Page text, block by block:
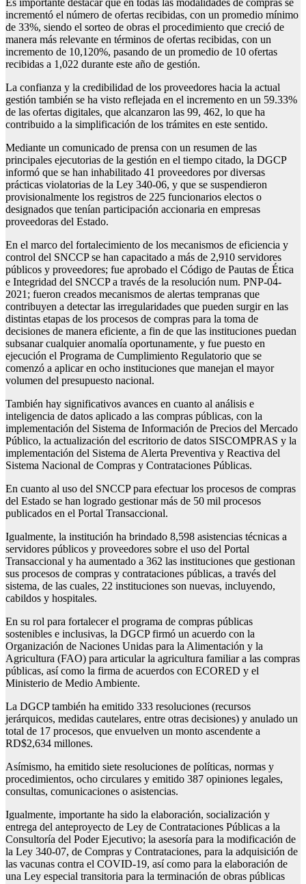
Es importante destacar que en todas las modalidades de compras se
incrementó el número de ofertas recibidas, con un promedio mínimo
de 33%, siendo el sorteo de obras el procedimiento que creció de
manera más relevante en términos de ofertas recibidas, con un
incremento de 10,120%, pasando de un promedio de 10 ofertas
recibidas a 1,022 durante este año de gestión.
La confianza y la credibilidad de los proveedores hacia la actual
gestión también se ha visto reflejada en el incremento en un 59.33%
de las ofertas digitales, que alcanzaron las 99, 462, lo que ha
contribuido a la simplificación de los trámites en este sentido.
Mediante un comunicado de prensa con un resumen de las
principales ejecutorias de la gestión en el tiempo citado, la DGCP
informó que se han inhabilitado 41 proveedores por diversas
prácticas violatorias de la Ley 340-06, y que se suspendieron
provisionalmente los registros de 225 funcionarios electos o
designados que tenían participación accionaria en empresas
proveedoras del Estado.
En el marco del fortalecimiento de los mecanismos de eficiencia y
control del SNCCP se han capacitado a más de 2,910 servidores
públicos y proveedores; fue aprobado el Código de Pautas de Ética
e Integridad del SNCCP a través de la resolución num. PNP-04-
2021; fueron creados mecanismos de alertas tempranas que
contribuyen a detectar las irregularidades que pueden surgir en las
distintas etapas de los procesos de compras para la toma de
decisiones de manera eficiente, a fin de que las instituciones puedan
subsanar cualquier anomalía oportunamente, y fue puesto en
ejecución el Programa de Cumplimiento Regulatorio que se
comenzó a aplicar en ocho instituciones que manejan el mayor
volumen del presupuesto nacional.
También hay significativos avances en cuanto al análisis e
inteligencia de datos aplicado a las compras públicas, con la
implementación del Sistema de Información de Precios del Mercado
Público, la actualización del escritorio de datos SISCOMPRAS y la
implementación del Sistema de Alerta Preventiva y Reactiva del
Sistema Nacional de Compras y Contrataciones Públicas.
En cuanto al uso del SNCCP para efectuar los procesos de compras
del Estado se han logrado gestionar más de 50 mil procesos
publicados en el Portal Transaccional.
Igualmente, la institución ha brindado 8,598 asistencias técnicas a
servidores públicos y proveedores sobre el uso del Portal
Transaccional y ha aumentado a 362 las instituciones que gestionan
sus procesos de compras y contrataciones públicas, a través del
sistema, de las cuales, 22 instituciones son nuevas, incluyendo,
cabildos y hospitales.
En su rol para fortalecer el programa de compras públicas
sostenibles e inclusivas, la DGCP firmó un acuerdo con la
Organización de Naciones Unidas para la Alimentación y la
Agricultura (FAO) para articular la agricultura familiar a las compras
públicas, así como la firma de acuerdos con ECORED y el
Ministerio de Medio Ambiente.
La DGCP también ha emitido 333 resoluciones (recursos
jerárquicos, medidas cautelares, entre otras decisiones) y anulado un
total de 17 procesos, que envuelven un monto ascendente a
RD$2,634 millones.
Asímismo, ha emitido siete resoluciones de políticas, normas y
procedimientos, ocho circulares y emitido 387 opiniones legales,
consultas, comunicaciones o asistencias.
Igualmente, importante ha sido la elaboración, socialización y
entrega del anteproyecto de Ley de Contrataciones Públicas a la
Consultoría del Poder Ejecutivo; la asesoría para la modificación de
la Ley 340-07, de Compras y Contrataciones, para la adquisición de
las vacunas contra el COVID-19, así como para la elaboración de
una Ley especial transitoria para la terminación de obras públicas